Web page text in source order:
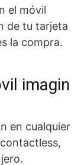
el móvil
de tu tarjeta
la compra.
imagin
en cualquier